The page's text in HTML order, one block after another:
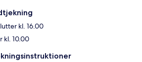
kl. 16.00
kl. 10.00